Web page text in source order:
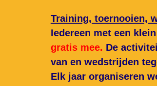
Training, toernooien,
Iedereen met een
gratis mee. De
van en wedstrijden
Elk jaar organiseren